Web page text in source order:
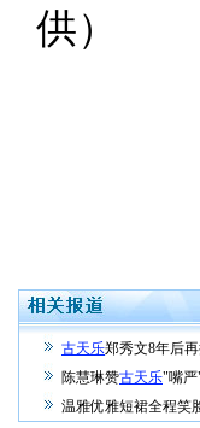
供）
古天乐郑秀文8年后
陈慧琳赞古天乐"嘴严
温雅优雅短裙全程笑